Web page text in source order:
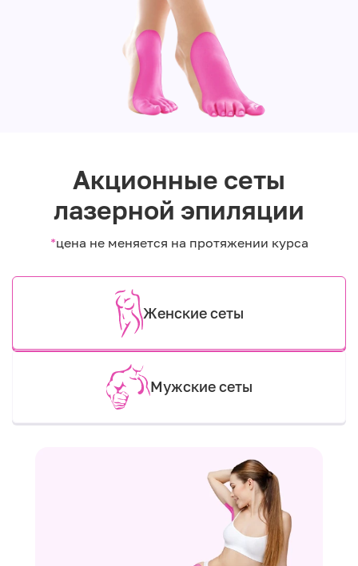
Акционные сеты
лазерной эпиляции
*цена не меняется на протяжении курса
Женские сеты
Мужские сеты